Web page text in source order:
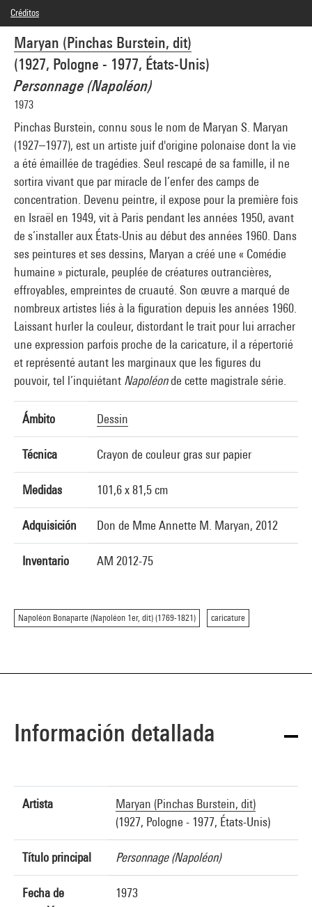
Maryan (Pinchas Burstein, dit)
(1927, Pologne - 1977, États-Unis)
Personnage (Napoléon)
1973
Pinchas Burstein, connu sous le nom de Maryan S. Maryan
(1927–1977), est un artiste juif d'origine polonaise dont la vie
a été émaillée de tragédies. Seul rescapé de sa famille, il ne
sortira vivant que par miracle de l’enfer des camps de
concentration. Devenu peintre, il expose pour la première fois
en Israël en 1949, vit à Paris pendant les années 1950, avant
de s’installer aux États-Unis au début des années 1960. Dans
ses peintures et ses dessins, Maryan a créé une « Comédie
humaine » picturale, peuplée de créatures outrancières,
effroyables, empreintes de cruauté. Son œuvre a marqué de
nombreux artistes liés à la figuration depuis les années 1960.
Laissant hurler la couleur, distordant le trait pour lui arracher
une expression parfois proche de la caricature, il a répertorié
et représenté autant les marginaux que les figures du
pouvoir, tel l’inquiétant Napoléonde cette magistrale série.
Ámbito Dessin
Técnica Crayon de couleur gras sur papier
Medidas 101,6 x 81,5 cm
Adquisición Don de Mme Annette M. Maryan, 2012
Inventario AM 2012-75
Napoléon Bonaparte (Napoléon 1er, dit) (1769-1821) caricature
Créditos
© A. MARYAN Estate
Créditos fotográficos : Centre Pompidou, MNAM-CCI/Philippe Migeat/Dist.
GrandPalaisRmn
Referencia de la imagen : 4N56082
Difusión de la imagen :GrandPalaisRmnPhoto
Información detallada
Artista
Maryan (Pinchas Burstein, dit)
(1927, Pologne - 1977, États-Unis)
Título principal Personnage (Napoléon)
Fecha de
1973